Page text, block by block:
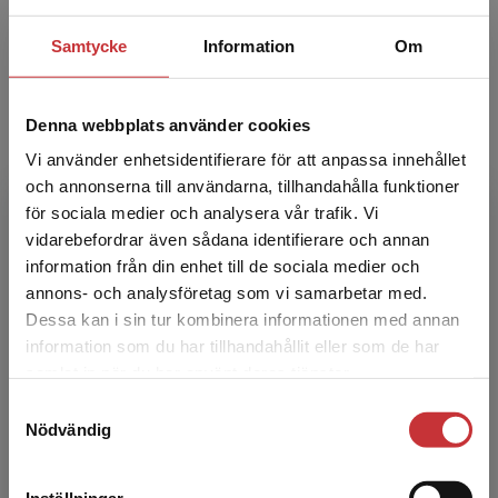
Samtycke Information Om
Denna webbplats använder cookies
Vi använder enhetsidentifierare för att anpassa innehållet
och annonserna till användarna, tillhandahålla funktioner
för sociala medier och analysera vår trafik. Vi
vidarebefordrar även sådana identifierare och annan
information från din enhet till de sociala medier och
annons- och analysföretag som vi samarbetar med.
Dessa kan i sin tur kombinera informationen med annan
information som du har tillhandahållit eller som de har
Nödvändig
Begränsad fraktregion
Det verkar som att du besöker
studentlitteratur.se via en enhet utanför Sverige.
Vi erbjuder inte leveranser utanför Sverige. För
att kunna slutföra ett köp måste
styrsystemet
Fisker, Kasper
386 krinkl. moms
255 kr